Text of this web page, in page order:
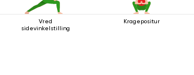
Vred
sidevinkelstilling
Kragepositur